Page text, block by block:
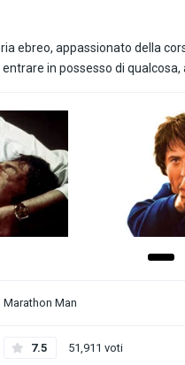
ebreo, appassionato della
entrare in possesso di
Marathon Man
7.5 51,911 voti